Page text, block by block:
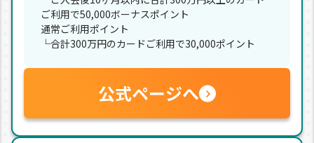
ご利用で50,000ボーナスポイント
通常ご利用ポイント
└合計300万円のカードご利用で30,000ポイント
公式ページへ